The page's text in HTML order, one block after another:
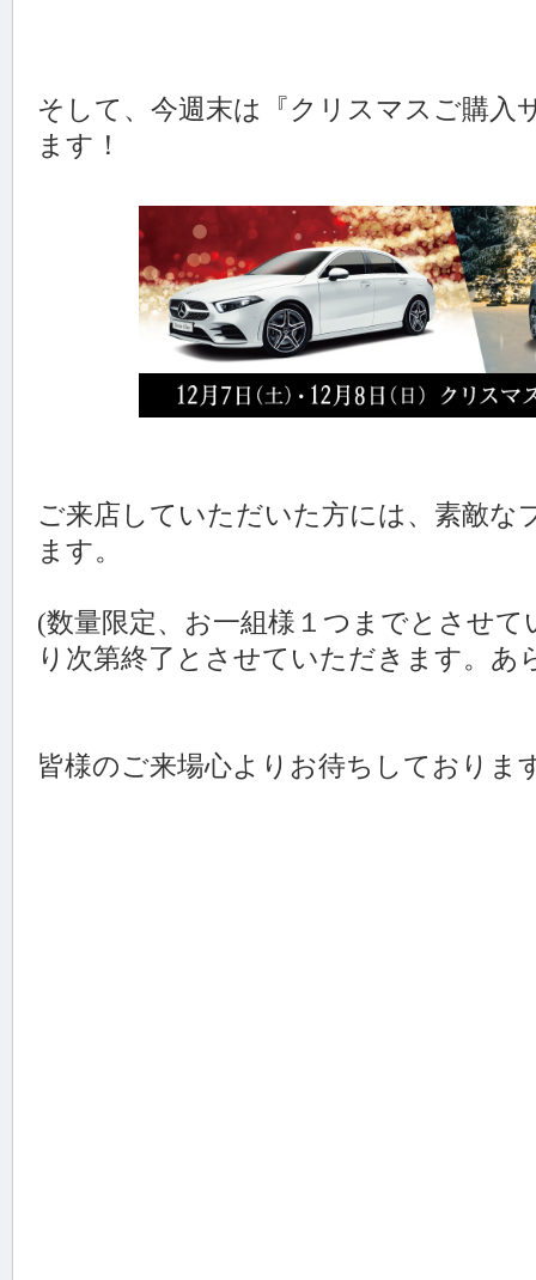
そして、今週末は『クリスマスご購入
ます！
ご来店していただいた方には、素敵な
ます。
(数量限定、お一組様１つまでとさせ
り次第終了とさせていただきます。あ
皆様のご来場心よりお待ちしておりま